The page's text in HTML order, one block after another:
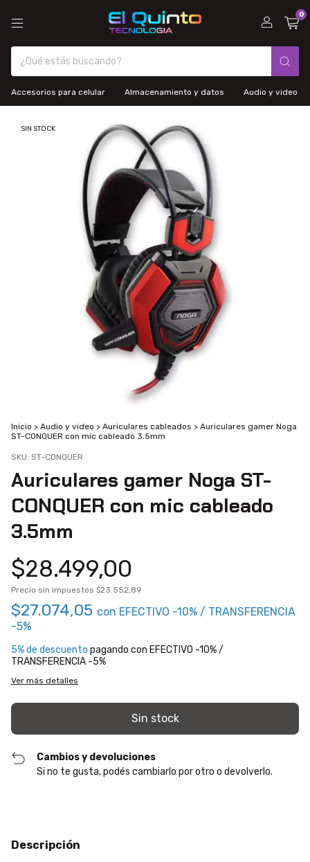
0
Accesorios para celular Almacenamiento y datos Audio y video
SIN STOCK
Inicio > Audio y video > Auriculares cableados > Auriculares gamer Noga
ST-CONQUER con mic cableado 3.5mm
SKU: ST-CONQUER
Auriculares gamer Noga ST-
CONQUER con mic cableado
3.5mm
$28.499,00
Precio sin impuestos $23.552,89
$27.074,05 con EFECTIVO -10% / TRANSFERENCIA
-5%
5% de descuento pagando con EFECTIVO -10% /
TRANSFERENCIA -5%
Ver más detalles
Cambios y devoluciones
Si no te gusta, podés cambiarlo por otro o devolverlo.
Descripción